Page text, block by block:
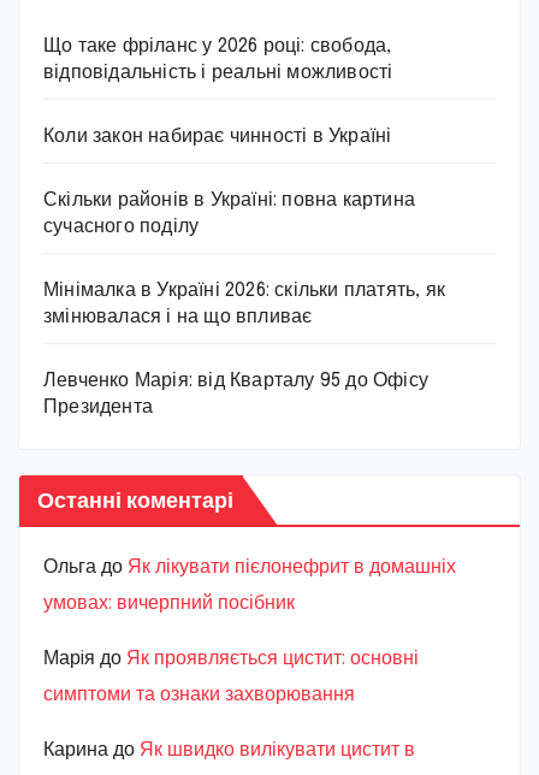
Що таке фріланс у 2026 році: свобода,
відповідальність і реальні можливості
Коли закон набирає чинності в Україні
Скільки районів в Україні: повна картина
сучасного поділу
Мінімалка в Україні 2026: скільки платять, як
змінювалася і на що впливає
Левченко Марія: від Кварталу 95 до Офісу
Президента
Останні коментарі
Ольга до Як лікувати пієлонефрит в домашніх
умовах: вичерпний посібник
Марiя до Як проявляється цистит: основні
симптоми та ознаки захворювання
Карина до Як швидко вилікувати цистит в